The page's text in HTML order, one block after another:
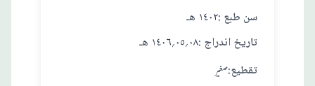
١٤٠٢ هـ : سن طبع
٠٨؍٠٥؍١٤٠٦ هـ : تاريخ اندراج
صغير :تقطيع